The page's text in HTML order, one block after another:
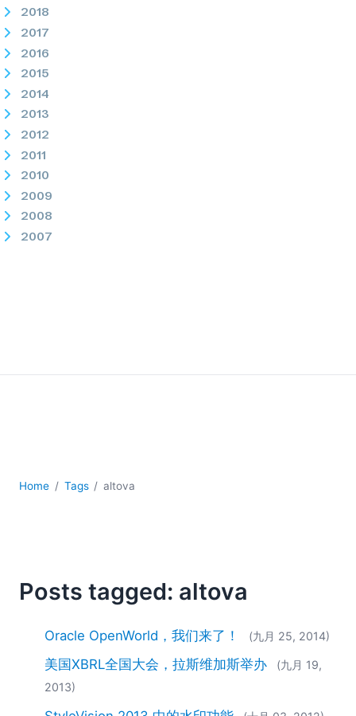
2018
2017
2016
2015
2014
2013
2012
2011
2010
2009
2008
2007
Home Tags altova
Posts tagged: altova
Oracle OpenWorld，我们来了！ (九月 25, 2014)
美国XBRL全国大会，拉斯维加斯举办
(九月 19,
2013)